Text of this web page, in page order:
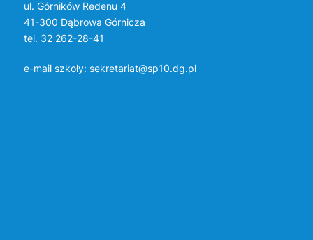
ul. Górników Redenu 4
41-300 Dąbrowa Górnicza
tel. 32 262-28-41
e-mail szkoły: sekretariat@sp10.dg.pl